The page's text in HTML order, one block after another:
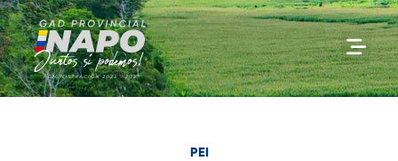
Ir
al
contenido
PEI